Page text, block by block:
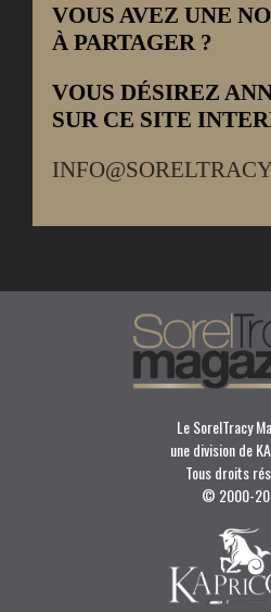
VOUS AVEZ UNE
À PARTAGER ?
VOUS DÉSIREZ
SUR CE SITE
Le SorelTracy
une division de
Tous droits
© 2000-